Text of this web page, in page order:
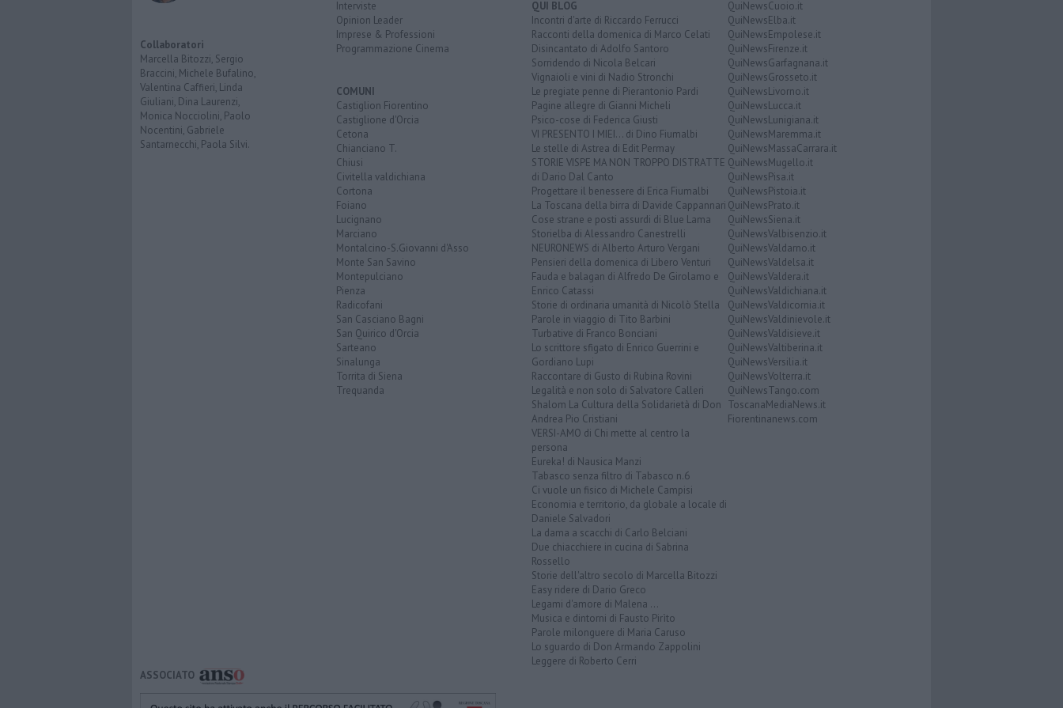
Collaboratori
Marcella Bitozzi, Sergio
Braccini, Michele Bufalino,
Valentina Caffieri, Linda
Giuliani, Dina Laurenzi,
Monica Nocciolini, Paolo
Nocentini, Gabriele
Santarnecchi, Paola Silvi.
Interviste
Opinion Leader
Imprese & Professioni
Programmazione Cinema
COMUNI
Castiglion Fiorentino
Castiglione d'Orcia
Cetona
Chianciano T.
Chiusi
Civitella valdichiana
Cortona
Foiano
Lucignano
Marciano
Montalcino-S.Giovanni d'Asso
Monte San Savino
Montepulciano
Pienza
Radicofani
San Casciano Bagni
San Quirico d'Orcia
Sarteano
Sinalunga
Torrita di Siena
Trequanda
QUI BLOG
Incontri d'arte di Riccardo Ferrucci
Racconti della domenica di Marco Celati
Disincantato di Adolfo Santoro
Sorridendo di Nicola Belcari
Vignaioli e vini di Nadio Stronchi
Le pregiate penne di Pierantonio Pardi
Pagine allegre di Gianni Micheli
Psico-cose di Federica Giusti
VI PRESENTO I MIEI... di Dino Fiumalbi
Le stelle di Astrea di Edit Permay
STORIE VISPE MA NON TROPPO DISTRATTE
di Dario Dal Canto
Progettare il benessere di Erica Fiumalbi
La Toscana della birra di Davide Cappannari
Cose strane e posti assurdi di Blue Lama
Storielba di Alessandro Canestrelli
NEURONEWS di Alberto Arturo Vergani
Pensieri della domenica di Libero Venturi
Fauda e balagan di Alfredo De Girolamo e
Enrico Catassi
Storie di ordinaria umanità di Nicolò Stella
Parole in viaggio di Tito Barbini
Turbative di Franco Bonciani
Lo scrittore sfigato di Enrico Guerrini e
Gordiano Lupi
Raccontare di Gusto di Rubina Rovini
Legalità e non solo di Salvatore Calleri
Shalom La Cultura della Solidarietà di Don
Andrea Pio Cristiani
VERSI-AMO di Chi mette al centro la
persona
Eureka! di Nausica Manzi
Tabasco senza filtro di Tabasco n.6
Ci vuole un fisico di Michele Campisi
Economia e territorio, da globale a locale di
Daniele Salvadori
La dama a scacchi di Carlo Belciani
Due chiacchiere in cucina di Sabrina
Rossello
Storie dell'altro secolo di Marcella Bitozzi
Easy ridere di Dario Greco
Legami d'amore di Malena ...
Musica e dintorni di Fausto Pirìto
Parole milonguere di Maria Caruso
Lo sguardo di Don Armando Zappolini
Leggere di Roberto Cerri
QuiNewsCuoio.it
QuiNewsElba.it
QuiNewsEmpolese.it
QuiNewsFirenze.it
QuiNewsGarfagnana.it
QuiNewsGrosseto.it
QuiNewsLivorno.it
QuiNewsLucca.it
QuiNewsLunigiana.it
QuiNewsMaremma.it
QuiNewsMassaCarrara.it
QuiNewsMugello.it
QuiNewsPisa.it
QuiNewsPistoia.it
QuiNewsPrato.it
QuiNewsSiena.it
QuiNewsValbisenzio.it
QuiNewsValdarno.it
QuiNewsValdelsa.it
QuiNewsValdera.it
QuiNewsValdichiana.it
QuiNewsValdicornia.it
QuiNewsValdinievole.it
QuiNewsValdisieve.it
QuiNewsValtiberina.it
QuiNewsVersilia.it
QuiNewsVolterra.it
QuiNewsTango.com
ToscanaMediaNews.it
Fiorentinanews.com
ASSOCIATO